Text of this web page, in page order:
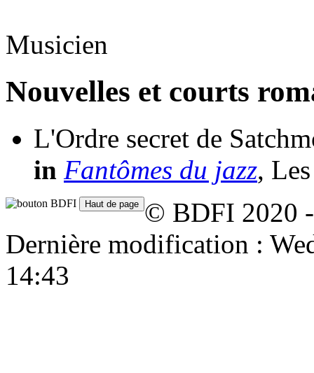
Musicien
Nouvelles et courts
L'Ordre secret de
in Fantômes du jazz,
© BDFI 2020
Dernière modification :
14:43